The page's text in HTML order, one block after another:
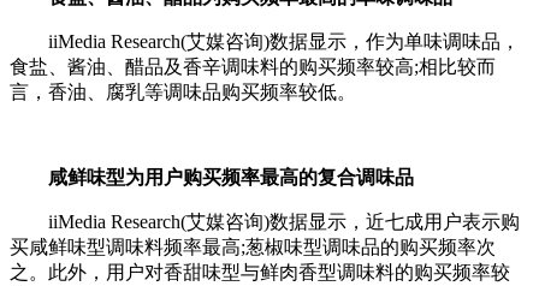
iiMedia Research(艾媒咨询)数据显示，作为单味调味品，
食盐、酱油、醋品及香辛调味料的购买频率较高;相比较而
言，香油、腐乳等调味品购买频率较低。
咸鲜味型为用户购买频率最高的复合调味品
iiMedia Research(艾媒咨询)数据显示，近七成用户表示购
买咸鲜味型调味料频率最高;葱椒味型调味品的购买频率次
之。此外，用户对香甜味型与鲜肉香型调味料的购买频率较